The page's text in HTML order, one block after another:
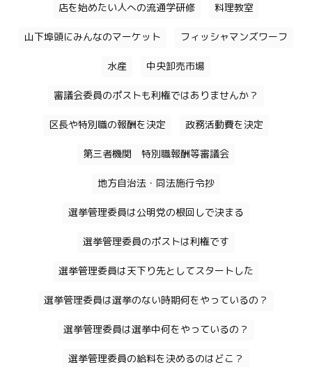
店を始めたい人への流通学研修 料理教室
山下埠頭にみんなのマーケット フィッシャマンズワーフ
水産 中央卸売市場
審議会委員のポストも利権ではありませんか？
区長や特別職の報酬を決定 政務活動費を決定
第三者機関 特別職報酬等審議会
地方自治法・同法施行令抄
選挙管理委員は公明党の根回しで決まる
選挙管理委員のポストは利権です
選挙管理委員は天下り先としてスタートした
選挙管理委員は選挙のない時期何をやっているの？
選挙管理委員は選挙中何をやっているの？
選挙管理委員の給料を決めるのはどこ？